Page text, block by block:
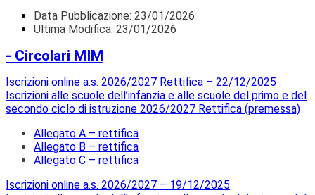
Data Pubblicazione: 23/01/2026
Ultima Modifica: 23/01/2026
- Circolari MIM
Iscrizioni online a.s. 2026/2027 Rettifica – 22/12/2025
Iscrizioni alle scuole dell’infanzia e alle scuole del primo e del
secondo ciclo di istruzione 2026/2027 Rettifica (premessa)
Allegato A – rettifica
Allegato B – rettifica
Allegato C – rettifica
Iscrizioni online a.s. 2026/2027 – 19/12/2025